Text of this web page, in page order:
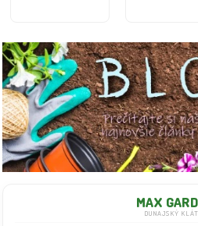
MAX
DUNAJSKÝ